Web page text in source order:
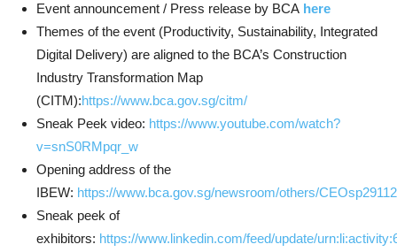
Event announcement / Press release by BCA here
Themes of the event (Productivity, Sustainability, Integrated
Digital Delivery) are aligned to the BCA’s Construction
Industry Transformation Map
(CITM):https://www.bca.gov.sg/citm/
Sneak Peek video: https://www.youtube.com/watch?
v=snS0RMpqr_w
Opening address of the
IBEW: https://www.bca.gov.sg/newsroom/others/
Sneak peek of
exhibitors: https://www.linkedin.com/feed/update/